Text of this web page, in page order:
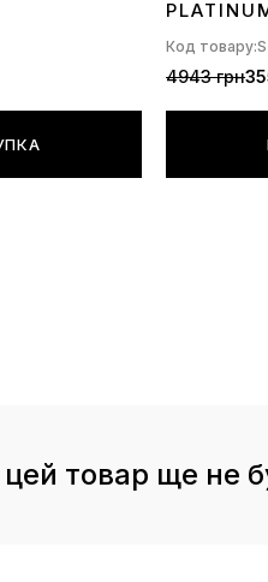
Код товару:
4943 грн
цей товар ще не